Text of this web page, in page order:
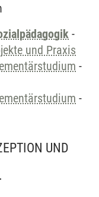
-
und Praxis
-
-
UND